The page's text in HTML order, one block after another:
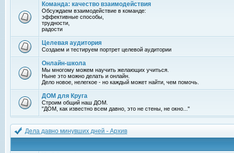
Команда: качество взаимодействия
Обсуждаем взаимодействие в команде:
эффективные способы,
трудности,
радости
Целевая аудитория
Создаем и тестируем портрет целевой аудитории
Онлайн-школа
Мы многому можем научить желающих учиться.
Ныне это можно делать и онлайн.
Дело новое, нелегкое - но каждый может найти, чем помочь.
ДОМ для Круга
Строим общий наш ДОМ.
"ДОМ, как известно всем давно, это не стены, не окно..."
Дела давно минувших дней - Архив